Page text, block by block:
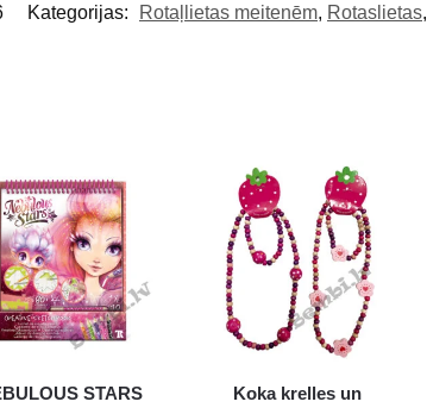
Kategorijas: Rotaļlietas meitenēm, Rotaslietas,
STARS
Koka krelles un